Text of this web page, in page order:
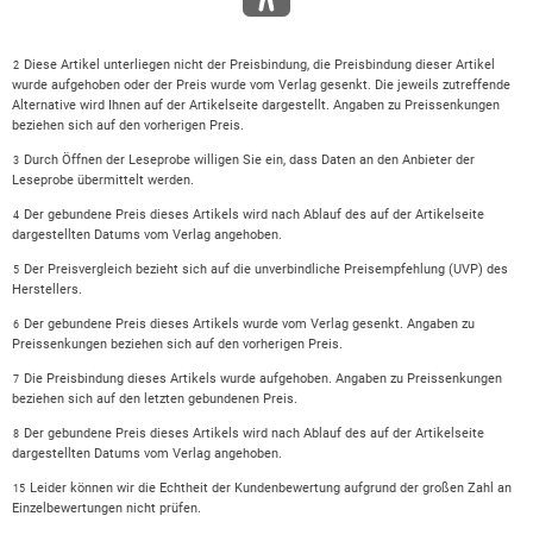
2
Diese Artikel unterliegen nicht der Preisbindung, die Preisbindung dieser Artikel
wurde aufgehoben oder der Preis wurde vom Verlag gesenkt. Die jeweils zutreffende
Alternative wird Ihnen auf der Artikelseite dargestellt. Angaben zu Preissenkungen
beziehen sich auf den vorherigen Preis.
3
Durch Öffnen der Leseprobe willigen Sie ein, dass Daten an den Anbieter der
Leseprobe übermittelt werden.
4
Der gebundene Preis dieses Artikels wird nach Ablauf des auf der Artikelseite
dargestellten Datums vom Verlag angehoben.
5
Der Preisvergleich bezieht sich auf die unverbindliche Preisempfehlung (UVP) des
Herstellers.
6
Der gebundene Preis dieses Artikels wurde vom Verlag gesenkt. Angaben zu
Preissenkungen beziehen sich auf den vorherigen Preis.
7
Die Preisbindung dieses Artikels wurde aufgehoben. Angaben zu Preissenkungen
beziehen sich auf den letzten gebundenen Preis.
8
Der gebundene Preis dieses Artikels wird nach Ablauf des auf der Artikelseite
dargestellten Datums vom Verlag angehoben.
15
Leider können wir die Echtheit der Kundenbewertung aufgrund der großen Zahl an
Einzelbewertungen nicht prüfen.